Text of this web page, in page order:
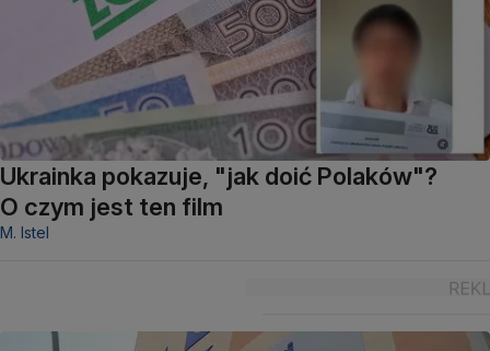
Ukrainka pokazuje, "jak doić Polaków"?
O czym jest ten film
M. Istel